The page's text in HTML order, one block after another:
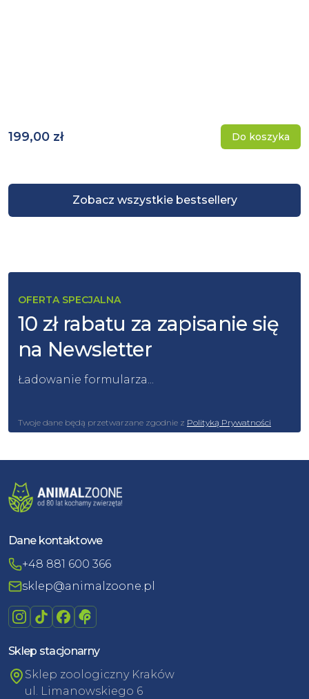
Zobacz wszystkie bestsellery
199,00 zł Do koszyka
OFERTA SPECJALNA
10 zł rabatu za zapisanie się
na Newsletter
Ładowanie formularza...
Twoje dane będą przetwarzane zgodnie z Polityką Prywatności
Dane kontaktowe
+48 881 600 366
sklep@animalzoone.pl
Sklep stacjonarny
Sklep zoologiczny Kraków
ul. Limanowskiego 6